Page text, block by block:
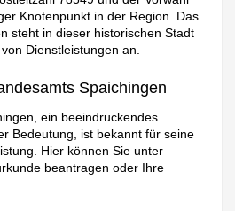
Knotenpunkt in der Region. Das
steht in dieser historischen Stadt
Dienstleistungen an.
Spaichingen
ein beeindruckendes
Bedeutung, ist bekannt für seine
Hier können Sie unter
beantragen oder Ihre